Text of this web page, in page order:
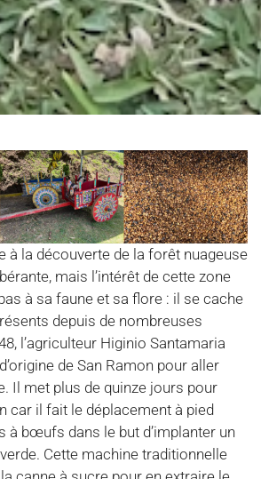
à la découverte de la forêt nuageuse
mais l’intérêt de cette zone
à sa faune et sa flore : il se cache
depuis de nombreuses
l’agriculteur Higinio Santamaria
de San Ramon pour aller
Il met plus de quinze jours pour
car il fait le déplacement à pied
à bœufs dans le but d’implanter un
Cette machine traditionnelle